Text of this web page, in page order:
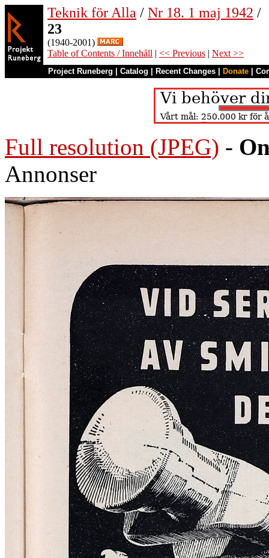
Teknik för Alla / Nr 18. 1 maj 1942 /
23
(1940-2001)
Table of Contents / Innehåll | << Previous | Next >>
Project Runeberg Catalog Recent Changes Donate
Full resolution (JPEG) -
Annonser